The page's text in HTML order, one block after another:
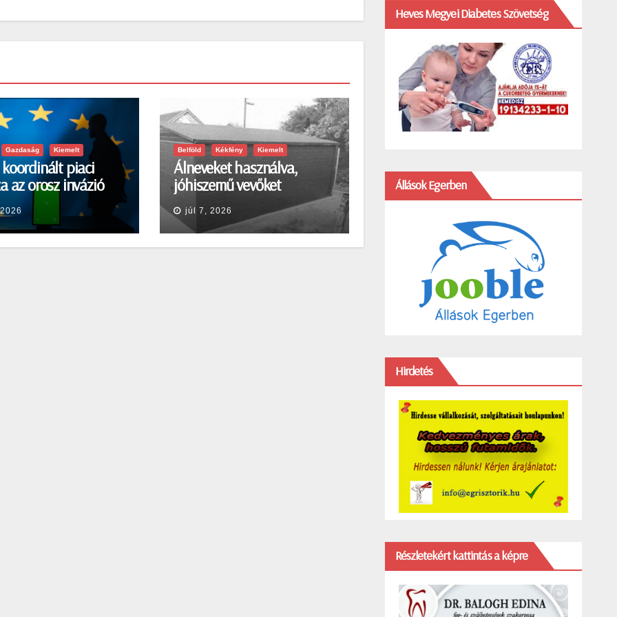
Gazdaság Kiemelt
koordinált piaci
az orosz invázió
Belföld Kékfény Kiemelt
Álneveket használva,
jóhiszemű vevőket
károsított meg
júl 7, 2026
Heves Megyei Diabetes Szövetség
Állások Egerben
Hirdetés
Részletekért kattintás a képre